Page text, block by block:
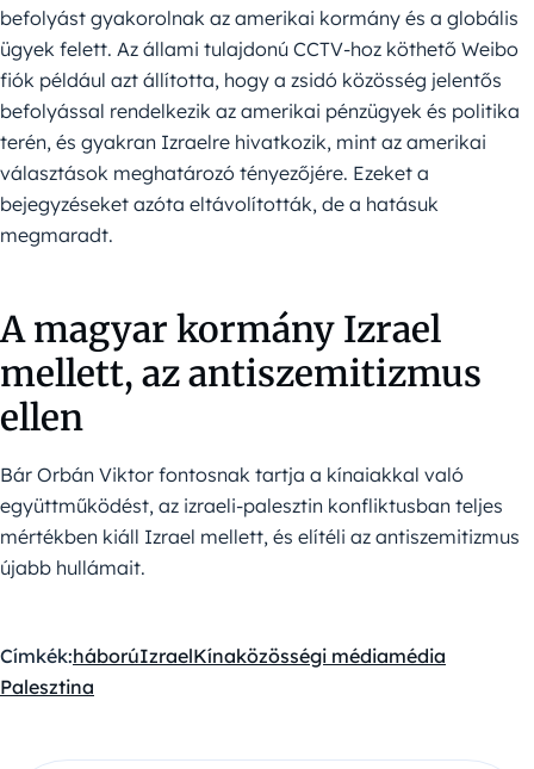
befolyást gyakorolnak az amerikai kormány és a globális
ügyek felett. Az állami tulajdonú CCTV-hoz köthető Weibo
fiók például azt állította, hogy a zsidó közösség jelentős
befolyással rendelkezik az amerikai pénzügyek és politika
terén, és gyakran Izraelre hivatkozik, mint az amerikai
választások meghatározó tényezőjére. Ezeket a
bejegyzéseket azóta eltávolították, de a hatásuk
megmaradt.
A magyar kormány Izrael
mellett, az antiszemitizmus
ellen
Bár Orbán Viktor fontosnak tartja a kínaiakkal való
együttműködést, az izraeli-palesztin konfliktusban teljes
mértékben kiáll Izrael mellett, és elítéli az antiszemitizmus
újabb hullámait.
Címkék:háborúIzraelKínaközösségi médiamédia
Palesztina